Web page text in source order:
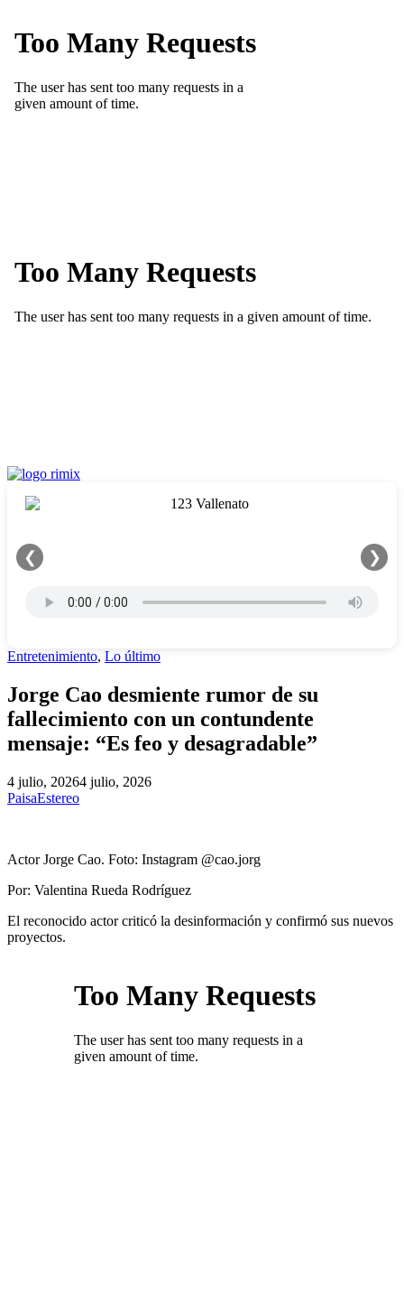
❮ ❯
Entretenimiento, Lo último
Jorge Cao desmiente rumor de su
fallecimiento con un contundente
mensaje: “Es feo y desagradable”
4 julio, 20264 julio, 2026
PaisaEstereo
Actor Jorge Cao. Foto: Instagram @cao.jorg
Por: Valentina Rueda Rodríguez
El reconocido actor criticó la desinformación y confirmó sus nuevos
proyectos.